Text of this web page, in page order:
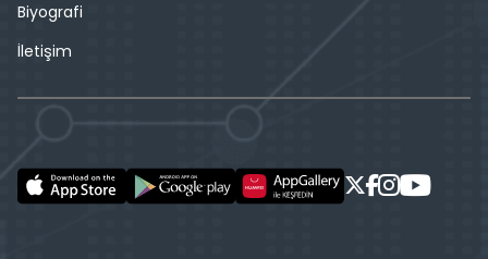
Biyografi
İletişim